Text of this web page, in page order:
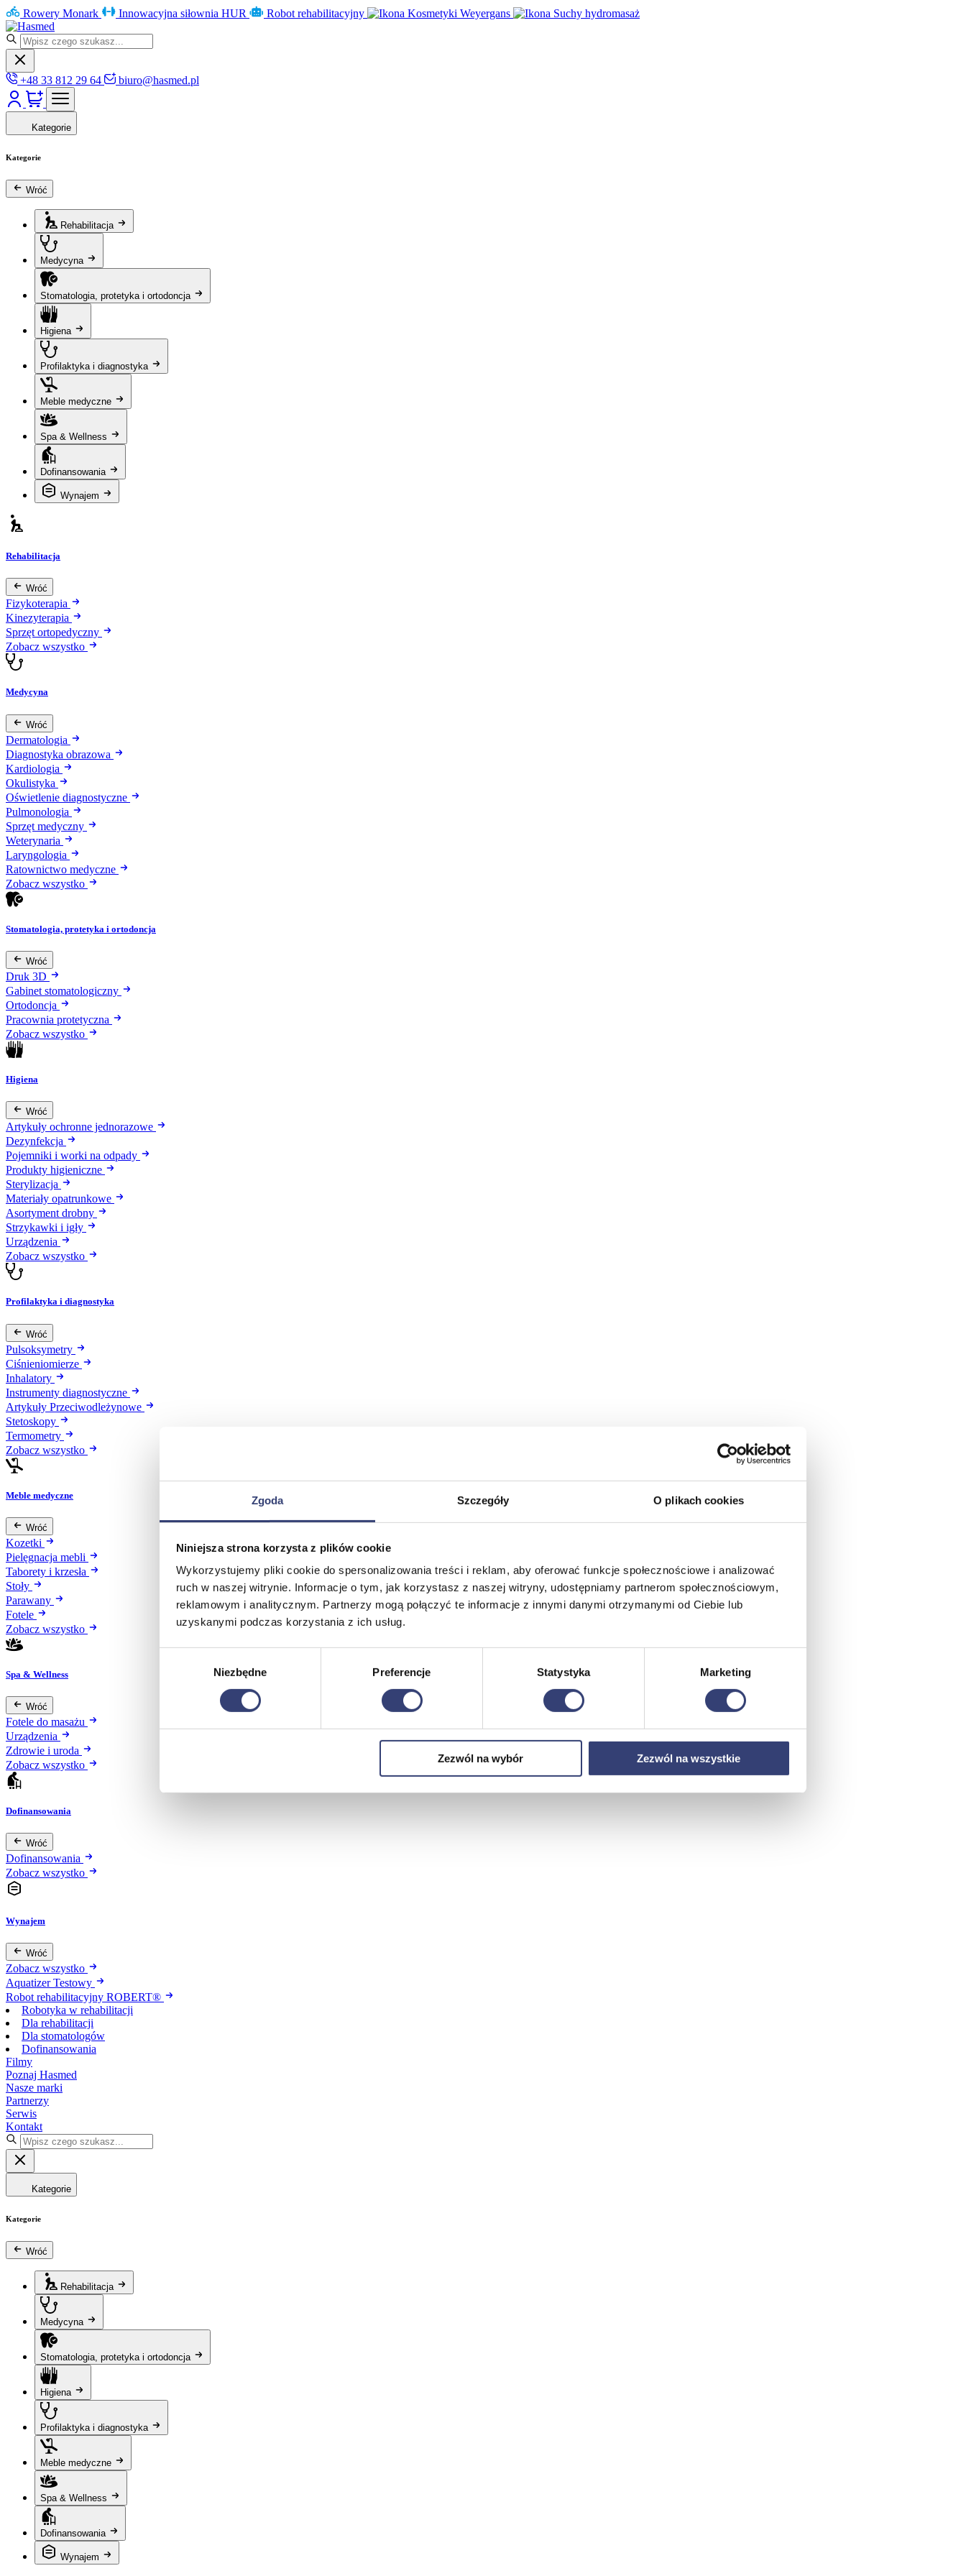
Zgoda Szczegóły O plikach cookies
Niniejsza strona korzysta z plików cookie
Wykorzystujemy pliki cookie do spersonalizowania treści i reklam, aby oferować funkcje społecznościowe i analizować
ruch w naszej witrynie. Informacje o tym, jak korzystasz z naszej witryny, udostępniamy partnerom społecznościowym,
reklamowym i analitycznym. Partnerzy mogą połączyć te informacje z innymi danymi otrzymanymi od Ciebie lub
uzyskanymi podczas korzystania z ich usług.
Niezbędne Preferencje Statystyka Marketing
Zezwól na wybór Zezwól na wszystkie
Rowery Monark Innowacyjna siłownia HUR Robot rehabilitacyjny Kosmetyki Weyergans Suchy hydromasaż
+48 33 812 29 64 biuro@hasmed.pl
Kategorie
Kategorie
Wróć
Rehabilitacja
Medycyna
Stomatologia, protetyka i ortodoncja
Higiena
Profilaktyka i diagnostyka
Meble medyczne
Spa & Wellness
Dofinansowania
Wynajem
Rehabilitacja
Wróć
Fizykoterapia
Kinezyterapia
Sprzęt ortopedyczny
Zobacz wszystko
Medycyna
Wróć
Dermatologia
Diagnostyka obrazowa
Kardiologia
Okulistyka
Oświetlenie diagnostyczne
Pulmonologia
Sprzęt medyczny
Weterynaria
Laryngologia
Ratownictwo medyczne
Zobacz wszystko
Stomatologia, protetyka i ortodoncja
Wróć
Druk 3D
Gabinet stomatologiczny
Ortodoncja
Pracownia protetyczna
Zobacz wszystko
Higiena
Wróć
Artykuły ochronne jednorazowe
Dezynfekcja
Pojemniki i worki na odpady
Produkty higieniczne
Sterylizacja
Materiały opatrunkowe
Asortyment drobny
Strzykawki i igły
Urządzenia
Zobacz wszystko
Profilaktyka i diagnostyka
Wróć
Pulsoksymetry
Ciśnieniomierze
Inhalatory
Instrumenty diagnostyczne
Artykuły Przeciwodleżynowe
Stetoskopy
Termometry
Zobacz wszystko
Meble medyczne
Wróć
Kozetki
Pielęgnacja mebli
Taborety i krzesła
Stoły
Parawany
Fotele
Zobacz wszystko
Spa & Wellness
Wróć
Fotele do masażu
Urządzenia
Zdrowie i uroda
Zobacz wszystko
Dofinansowania
Wróć
Dofinansowania
Zobacz wszystko
Wynajem
Wróć
Zobacz wszystko
Aquatizer Testowy
Robot rehabilitacyjny ROBERT®
Robotyka w rehabilitacji
Dla rehabilitacji
Dla stomatologów
Dofinansowania
Filmy
Poznaj Hasmed
Nasze marki
Partnerzy
Serwis
Kontakt
Kategorie
Kategorie
Wróć
Rehabilitacja
Medycyna
Stomatologia, protetyka i ortodoncja
Higiena
Profilaktyka i diagnostyka
Meble medyczne
Spa & Wellness
Dofinansowania
Wynajem